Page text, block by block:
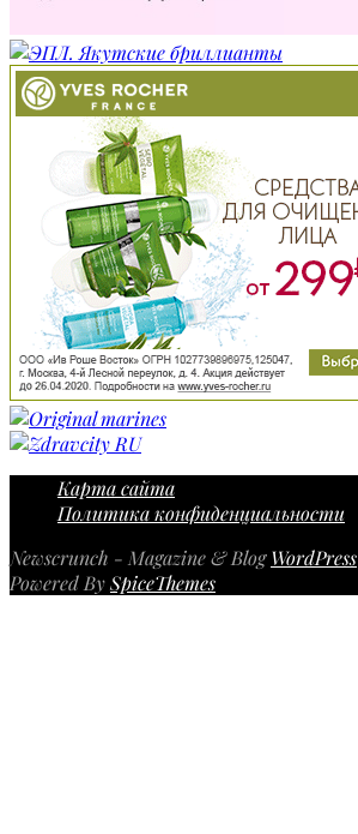
Карта сайта
Политика конфиденциальности
Newscrunch - Magazine & BlogWordPress
Powered BySpiceThemes